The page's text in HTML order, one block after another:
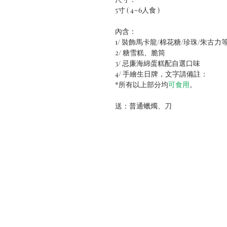
5寸 ( 4~6人食 )
內含：
1/ 裝飾馬卡龍/棉花糖/珍珠/朱古力
2/ 糖雪糕、脆筒
3/ 忌廉海綿蛋糕配自選口味
4/ 手繪生日牌，文字請備註：
*所有以上部分均可食用。
送：普通蠟燭、刀